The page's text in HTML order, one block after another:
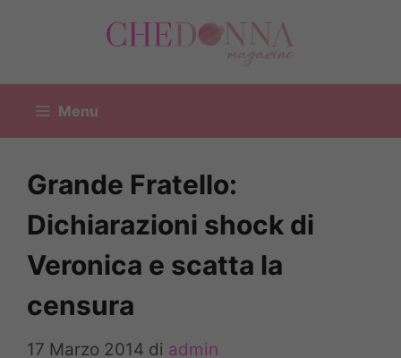
Menu
Grande Fratello:
Dichiarazioni shock di
Veronica e scatta la
censura
17 Marzo 2014 di admin